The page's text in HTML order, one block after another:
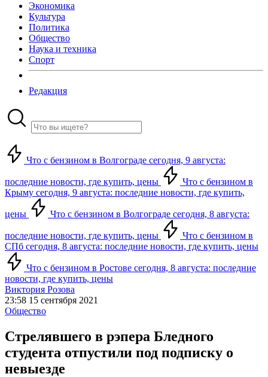
Экономика
Культура
Политика
Общество
Наука и техника
Спорт
Редакция
Что с бензином в Волгограде сегодня, 9 августа:
последние новости, где купить, цены
Что с бензином в
Крыму сегодня, 9 августа: последние новости, где купить,
цены Что с бензином в Волгограде сегодня, 8 августа:
последние новости, где купить, цены
Что с бензином в
СПб сегодня, 8 августа: последние новости, где купить, цены
Что с бензином в Ростове сегодня, 8 августа: последние
новости, где купить, цены
Виктория Розова
23:58 15 сентября 2021
Общество
Стрелявшего в рэпера Бледного
студента отпустили под подписку о
невыезде